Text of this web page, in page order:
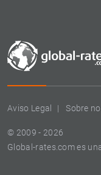
Aviso Legal Sobre
© 2009 - 2026
Global-rates.com es